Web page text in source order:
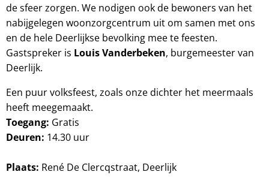
de sfeer zorgen. We nodigen ook de bewoners van het
nabijgelegen woonzorgcentrum uit om samen met ons
en de hele Deerlijkse bevolking mee te feesten.
Gastspreker is Louis Vanderbeken, burgemeester van
Deerlijk.
Een puur volksfeest, zoals onze dichter het meermaals
heeft meegemaakt.
Toegang: Gratis
Deuren: 14.30 uur
Plaats: René De Clercqstraat, Deerlijk